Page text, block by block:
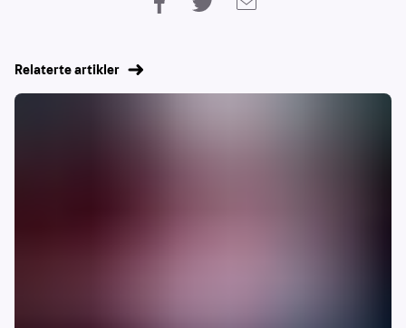
Relaterte artikler